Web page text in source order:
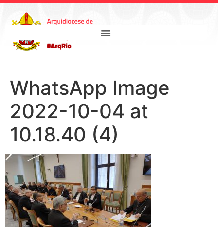
WhatsApp Image
2022-10-04 at
10.18.40 (4)